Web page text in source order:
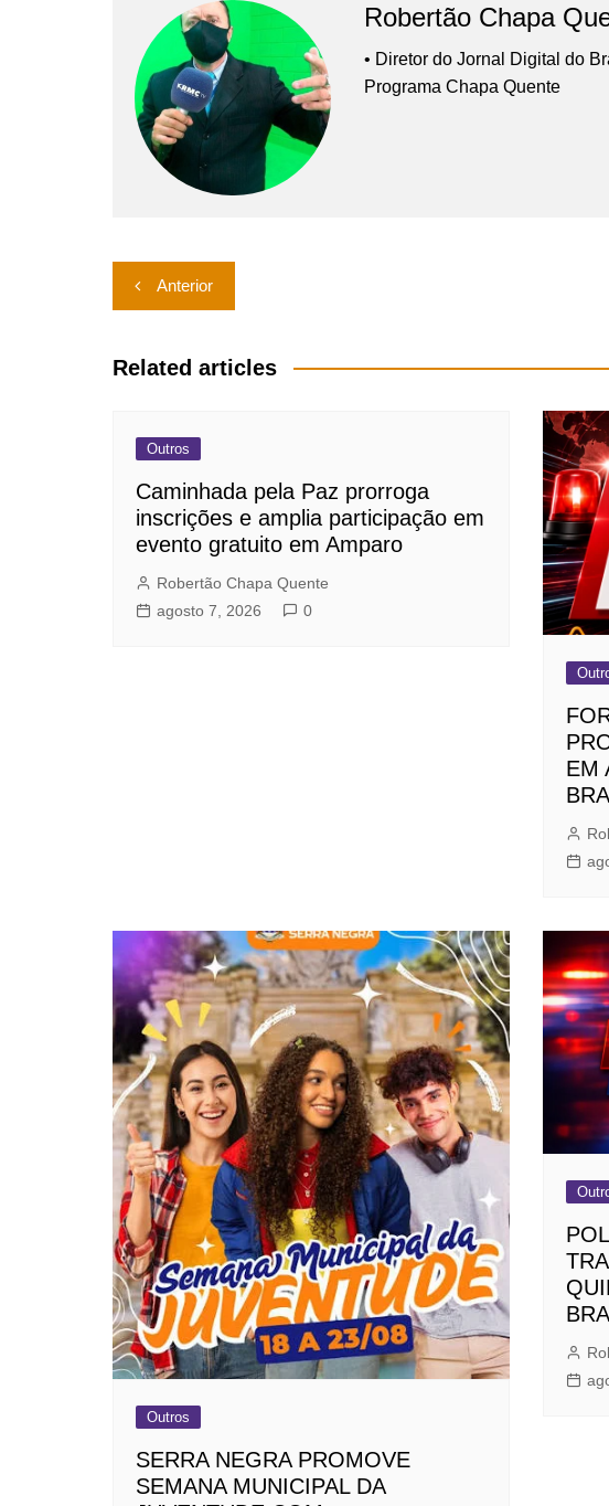
Robertão Chapa
• Diretor do Jornal Digital do
Programa Chapa Quente
Navegação
de
Post
Anterior
Related articles
Outros
Caminhada pela Paz prorroga
inscrições e amplia participação em
evento gratuito em Amparo
Robertão Chapa Quente
agosto 7, 2026
0
EM
Outros
SERRA NEGRA PROMOVE
SEMANA MUNICIPAL DA